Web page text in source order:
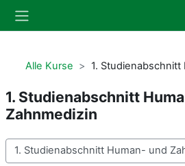
Website-Übersicht
Alle Kurse 1.
1. Studienabschnitt
Zahnmedizin
Kursbereiche